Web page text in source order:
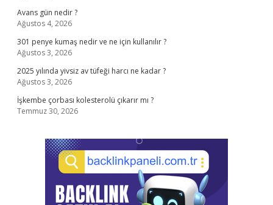
Avans gün nedir ?
Ağustos 4, 2026
301 penye kumaş nedir ve ne için kullanılır ?
Ağustos 3, 2026
2025 yılında yivsiz av tüfeği harcı ne kadar ?
Ağustos 3, 2026
İşkembe çorbası kolesterolü çıkarır mı ?
Temmuz 30, 2026